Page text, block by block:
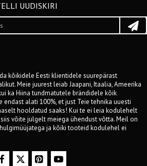
UUDISKIRI
kõikidele Eesti klientidele suurepärast
Meie juurest leiab Jaapani, Itaalia, Ameerika
ka Hiina tundmatutele brändidele kõik
endast alati 100%, et just Teie tehnika uuesti
hooldatud saaks! Kui te ei leia kodulehelt
võite julgelt meiega ühendust võtta. Meil on
ja kõiki tooteid kodulehel ei